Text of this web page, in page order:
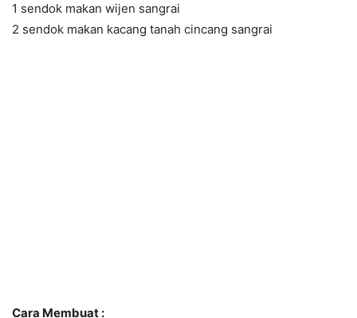
1 sendok makan wijen sangrai
2 sendok makan kacang tanah cincang sangrai
Cara Membuat :